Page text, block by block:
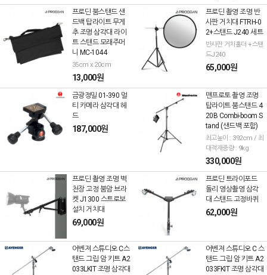
프로딘 붐스탠드 샌
드백 탑라이트 무게
추 조명 삼각대 라이
트 스탠드 모래주머
니 MC-1044
35cm x 20cm
13,000원
프로딘 촬영 조명 반
사판 거치대 FTRH-0
2+스탠드 J240 세트
반사판 거치홀더 +스탠
드J240
65,000원
금광정밀 01-390 멀
티 카메라 삼각대 헤
드
187,000원
맨프로토 촬영 조명
탑라이트 붐스탠드 4
20B Combi-boom S
tand (샌드백 포함)
최고높이 : 392cm / 최
대적재중량 : 9kg
330,000원
프로딘 촬영 조명 벽
천장 고정 붐암 브라
켓 J1300 스트로보
설치 거치대
69,000원
프로딘 트라이포드
돌리 영상촬영 삼각
대 스탠드 고정바퀴
62,000원
어벤져 스튜디오 C스
탠드 그립 암 키트 A2
033LKIT 조명 삼각대
어벤져 스튜디오 C 스
탠드 그립 암 키트 A2
033FKIT 조명 삼각대